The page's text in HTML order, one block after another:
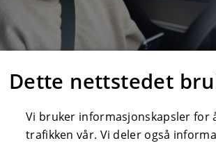
Dette nettstedet
Vi bruker informasjonskapsler for
trafikken vår. Vi deler også